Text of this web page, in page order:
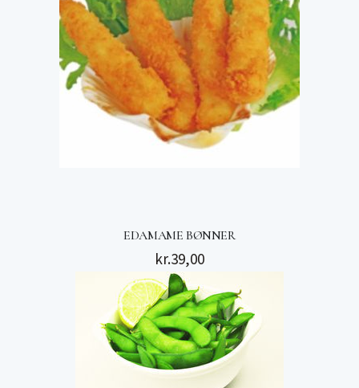
EDAMAME BØNNER
kr.39,00